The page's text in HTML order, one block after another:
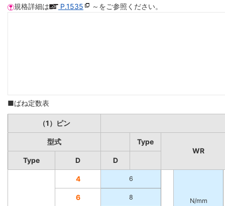
規格詳細は
P.1535 ～をご参照ください。
■ばね定数表
（1）ピン
型式
Type
WR
Type
D D
4 6
N/mm
6 8